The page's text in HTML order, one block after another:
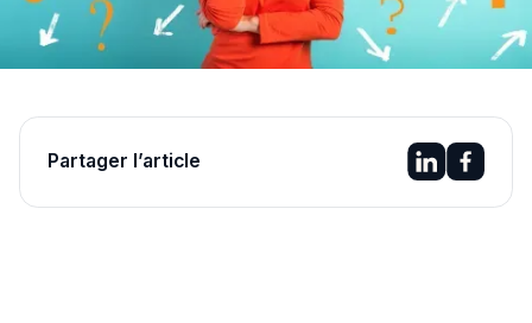
Partager l’article